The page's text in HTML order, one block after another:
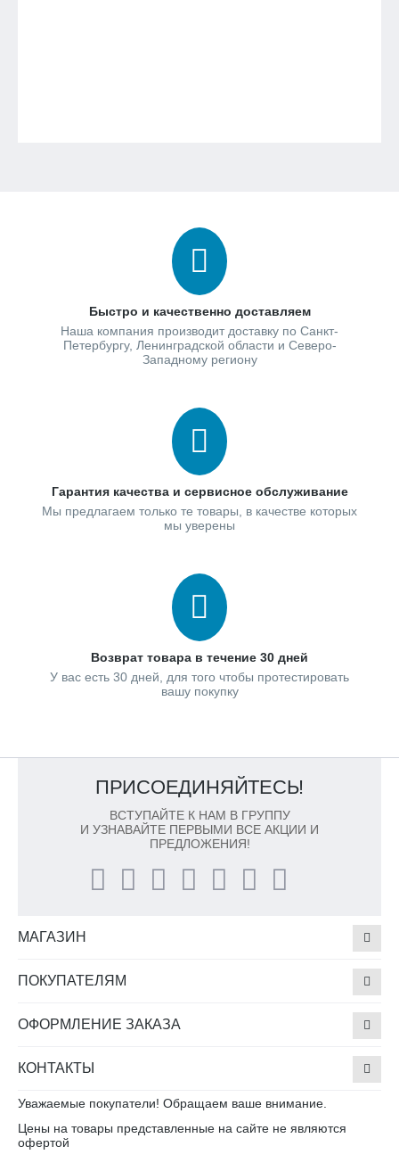
Быстро и качественно доставляем
Наша компания производит доставку по Санкт-
Петербургу, Ленинградской области и Северо-
Западному региону
Гарантия качества и сервисное обслуживание
Мы предлагаем только те товары, в качестве которых
мы уверены
Возврат товара в течение 30 дней
У вас есть 30 дней, для того чтобы протестировать
вашу покупку
ПРИСОЕДИНЯЙТЕСЬ!
ВСТУПАЙТЕ К НАМ В ГРУППУ
И УЗНАВАЙТЕ ПЕРВЫМИ ВСЕ АКЦИИ И
ПРЕДЛОЖЕНИЯ!
МАГАЗИН
ПОКУПАТЕЛЯМ
ОФОРМЛЕНИЕ ЗАКАЗА
КОНТАКТЫ
Уважаемые покупатели! Обращаем ваше внимание.
Цены на товары представленные на сайте не являются
офертой